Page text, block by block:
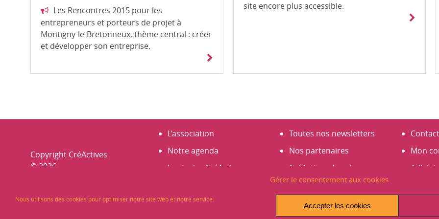
Gérer le consentement aux cookies
Nous utilisons des cookies pour optimiser notre site web et notre service.
Accepter les cookies
Les Rencontres 2015 pour les
entrepreneurs et porteurs de projet à
Montigny-le-Bretonneux, thème central : créer
et développer son entreprise.
site encore plus accessible.
Copyright CréActives
© 2026
L’association
Notre agenda
La vie des CréActives
Nos membres
Toutes nos newsletters
Nos partenaires
CréActives dans les
médias
Espace presse
Contact
Mon
Créer